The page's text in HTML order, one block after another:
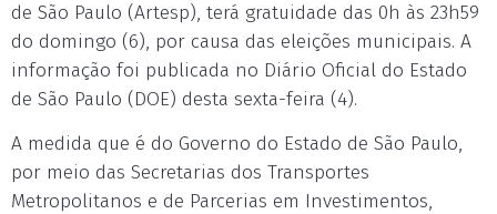
de São Paulo (Artesp), terá gratuidade das 0h às 23h59
do domingo (6), por causa das eleições municipais. A
informação foi publicada no Diário Oficial do Estado
de São Paulo (DOE) desta sexta-feira (4).
A medida que é do Governo do Estado de São Paulo,
por meio das Secretarias dos Transportes
Metropolitanos e de Parcerias em Investimentos,